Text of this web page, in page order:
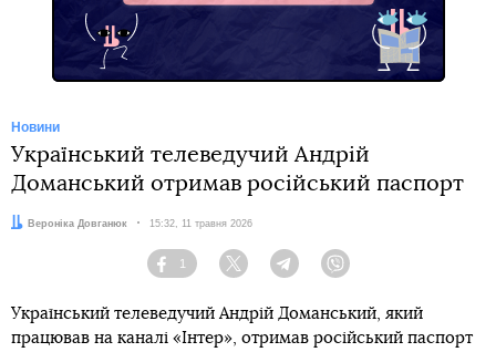
Новини
Український телеведучий Андрій
Доманський отримав російський паспорт
Автор:Вероніка Довганюк Дата:
15:32, 11 травня 2026
Facebook
1
Twitter TelegramViber
Український телеведучий Андрій Доманський, який
працював на каналі «Інтер», отримав російський паспорт